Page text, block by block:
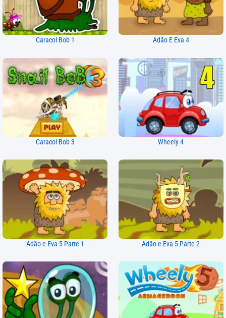
Caracol Bob 1 Adão E Eva 4
Caracol Bob 3 Wheely 4
Adão e Eva 5 Parte 1 Adão e Eva 5 Parte 2